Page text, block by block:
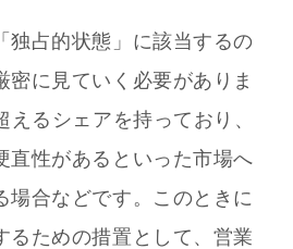
独占的状態」に該当するの
密に見ていく必要がありま
るシェアを持っており、
直性があるといった市場へ
場合などです。このときに
るための措置として、営業